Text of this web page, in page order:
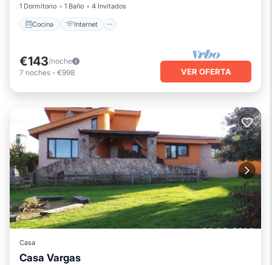
1 Dormitorio
1 Baño 4 Invitados
Cocina Internet
€143/noche
7 noches - €998 VER OFERTA
Casa
Casa Vargas